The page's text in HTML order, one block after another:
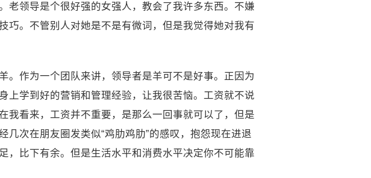
老领导是个很好强的女强人，教会了我许多东西。不嫌
巧。不管别人对她是不是有微词，但是我觉得她对我有
。作为一个团队来讲，领导者是羊可不是好事。正因为
上学到好的营销和管理经验，让我很苦恼。工资就不说
我看来，工资并不重要，是那么一回事就可以了，但是
次在朋友圈发类似“鸡肋鸡肋”的感叹，抱怨现在进退
，比下有余。但是生活水平和消费水平决定你不可能靠